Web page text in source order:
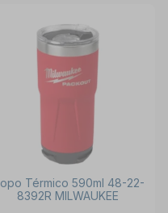
Térmico 590ml 48-22-
8392R MILWAUKEE